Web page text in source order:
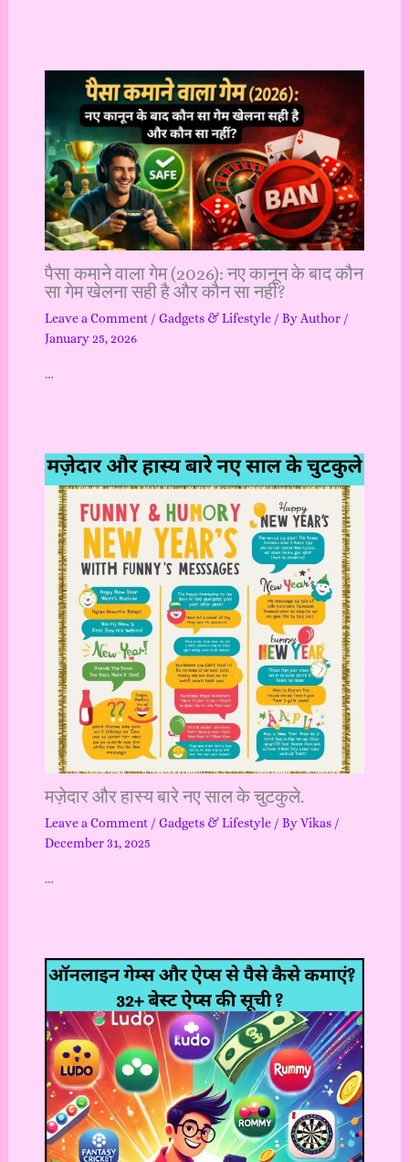
पैसा कमाने वाला गेम (2026): नए कानून के बाद कौन
सा गेम खेलना सही है और कौन सा नहीं?
Leave a Comment / Gadgets & Lifestyle/ By Author /
January 25, 2026
…
मज़ेदार और हास्य बारे नए साल के चुटकुले.
Leave a Comment / Gadgets & Lifestyle/ ByVikas /
December 31, 2025
…